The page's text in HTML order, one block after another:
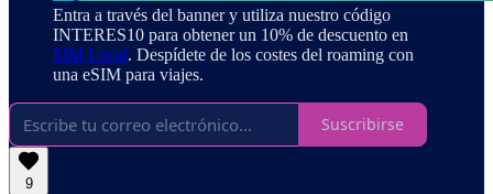
Entra a través del banner y utiliza nuestro código
INTERES10 para obtener un 10% de descuento en
SIM Local. Despídete de los costes del roaming con
una eSIM para viajes.
Suscribirse
9